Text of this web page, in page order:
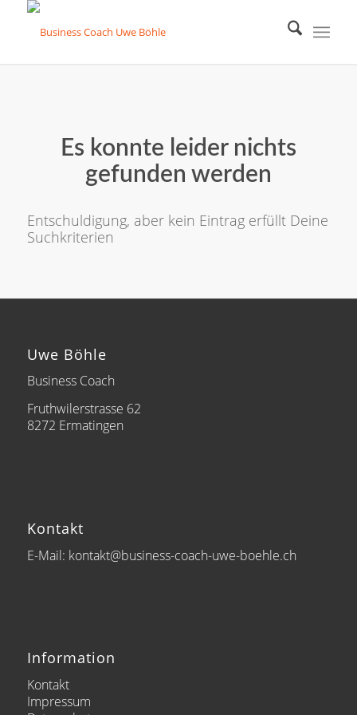
Es konnte leider nichts
gefunden werden
Entschuldigung, aber kein Eintrag erfüllt Deine
Suchkriterien
Uwe Böhle
Business Coach
Fruthwilerstrasse 62
8272 Ermatingen
Kontakt
E-Mail: kontakt@business-coach-uwe-boehle.ch
Information
Kontakt
Impressum